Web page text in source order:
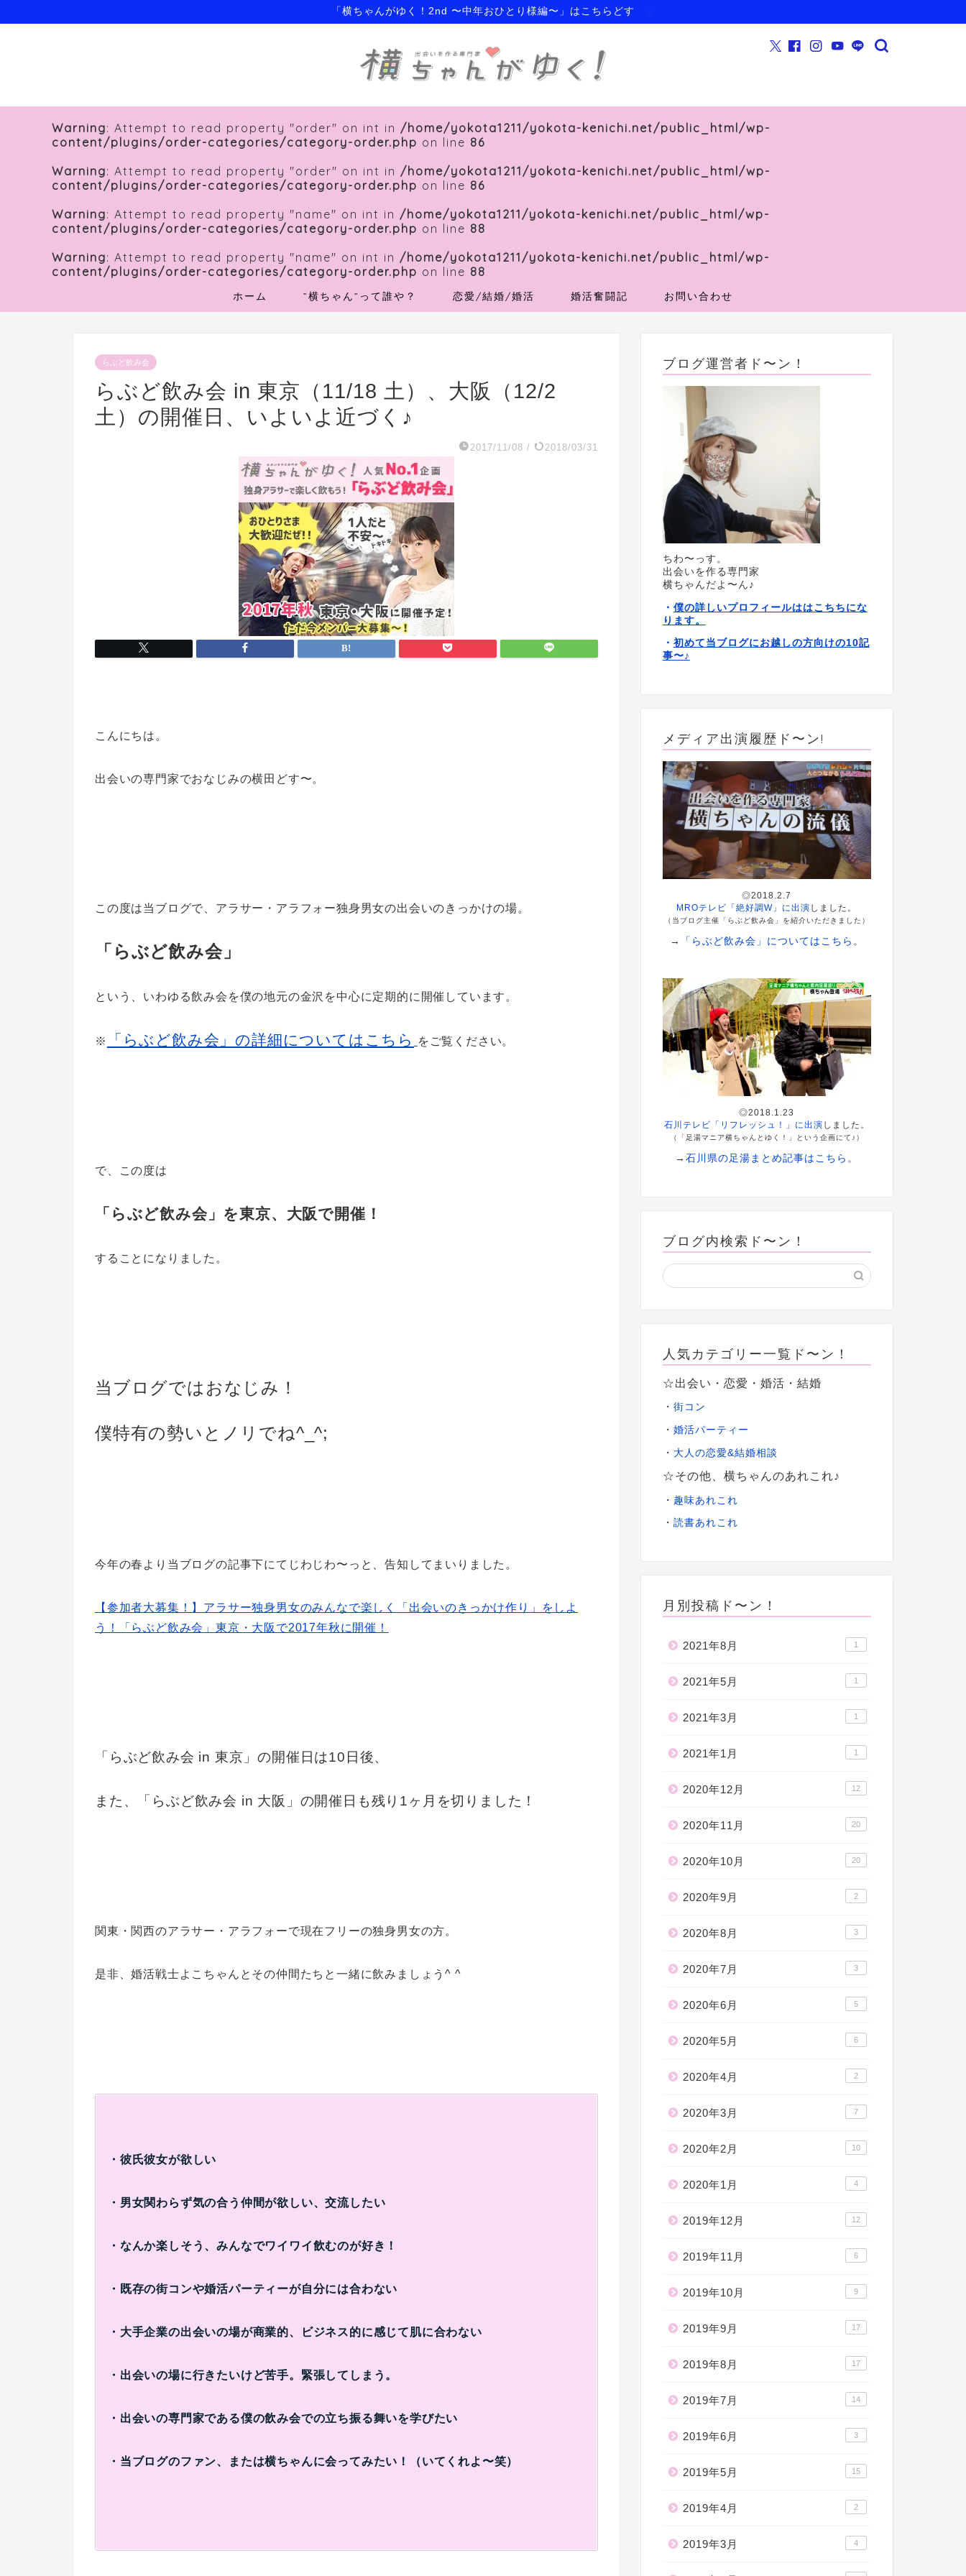
「横ちゃんがゆく！2nd 〜中年おひとり様編〜」はこちらどす
Warning: Attempt to read property "order" on int in /home/yokota1211/yokota-kenichi.net/public_html/wp-
content/plugins/order-categories/category-order.php on line 86
Warning: Attempt to read property "order" on int in /home/yokota1211/yokota-kenichi.net/public_html/wp-
content/plugins/order-categories/category-order.php on line 86
Warning: Attempt to read property "name" on int in /home/yokota1211/yokota-kenichi.net/public_html/wp-
content/plugins/order-categories/category-order.php on line 88
Warning: Attempt to read property "name" on int in /home/yokota1211/yokota-kenichi.net/public_html/wp-
content/plugins/order-categories/category-order.php on line 88
ホーム ”横ちゃん”って誰や？ 恋愛/結婚/婚活 婚活奮闘記 お問い合わせ
らぶど飲み会
らぶど飲み会 in 東京（11/18 土）、大阪（12/2
土）の開催日、いよいよ近づく♪
2017/11/08 / 2018/03/31
こんにちは。
出会いの専門家でおなじみの横田どす〜。
この度は当ブログで、アラサー・アラフォー独身男女の出会いのきっかけの場。
「らぶど飲み会」
という、いわゆる飲み会を僕の地元の金沢を中心に定期的に開催しています。
※ 「らぶど飲み会」の詳細についてはこちら をご覧ください。
で、この度は
「らぶど飲み会」を東京、大阪で開催！
することになりました。
当ブログではおなじみ！
僕特有の勢いとノリでね^_^;
今年の春より当ブログの記事下にてじわじわ〜っと、告知してまいりました。
【参加者大募集！】アラサー独身男女のみんなで楽しく「出会いのきっかけ作り」をしよ
う！「らぶど飲み会」東京・大阪で2017年秋に開催！
「らぶど飲み会 in 東京」の開催日は10日後、
また、「らぶど飲み会 in 大阪」の開催日も残り1ヶ月を切りました！
関東・関西のアラサー・アラフォーで現在フリーの独身男女の方。
是非、婚活戦士よこちゃんとその仲間たちと一緒に飲みましょう^ ^
・彼氏彼女が欲しい
・男女関わらず気の合う仲間が欲しい、交流したい
・なんか楽しそう、みんなでワイワイ飲むのが好き！
・既存の街コンや婚活パーティーが自分には合わない
・大手企業の出会いの場が商業的、ビジネス的に感じて肌に合わない
・出会いの場に行きたいけど苦手。緊張してしまう。
・出会いの専門家である僕の飲み会での立ち振る舞いを学びたい
・当ブログのファン、または横ちゃんに会ってみたい！（いてくれよ〜笑）
ブログ運営者ド〜ン！
ちわ〜っす。
出会いを作る専門家
横ちゃんだよ〜ん♪
・ 僕の詳しいプロフィールははこちちにな
ります。
・ 初めて当ブログにお越しの方向けの10記
事〜♪
メディア出演履歴ド〜ン!
◎2018.2.7
MROテレビ「絶好調W」に出演 しました。
（当ブログ主催「らぶど飲み会」を紹介いただきました）
→ 「らぶど飲み会」についてはこちら 。
◎2018.1.23
石川テレビ「リフレッシュ！」に出演 しました。
（「足湯マニア横ちゃんとゆく！」という企画にて♪）
→石川県の足湯まとめ記事はこちら 。
ブログ内検索ド〜ン！
人気カテゴリー一覧ド〜ン！
☆出会い・恋愛・婚活・結婚
・ 街コン
・ 婚活パーティー
・ 大人の恋愛&結婚相談
☆その他、横ちゃんのあれこれ♪
・ 趣味あれこれ
・ 読書あれこれ
月別投稿ド〜ン！
2021年8月 1
2021年5月 1
2021年3月 1
2021年1月 1
2020年12月 12
2020年11月 20
2020年10月 20
2020年9月 2
2020年8月 3
2020年7月 3
2020年6月 5
2020年5月 6
2020年4月 2
2020年3月 7
2020年2月 10
2020年1月 4
2019年12月 12
2019年11月 6
2019年10月 9
2019年9月 17
2019年8月 17
2019年7月 14
2019年6月 3
2019年5月 15
2019年4月 2
2019年3月 4